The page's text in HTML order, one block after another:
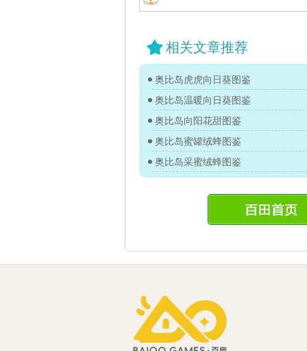
相关文章推荐
奥比岛虎虎向日葵图鉴
奥比岛温暖向日葵图鉴
奥比岛向阳花甜图鉴
奥比岛蜜罐绒蜂图鉴
奥比岛采蜜绒蜂图鉴